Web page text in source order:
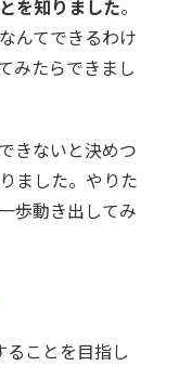
を知りました。
んてできるわけ
みたらできまし
きないと決めつ
ました。やりた
歩動き出してみ
ることを目指し